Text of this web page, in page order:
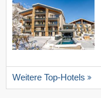
Weitere Top-Hotels